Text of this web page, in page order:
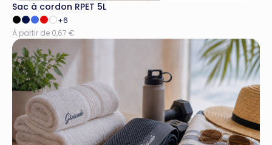
Sac à cordon RPET 5L
+6
À partir de 0,67 €